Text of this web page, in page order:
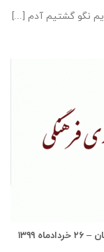
نگو گشتیم آدم [...]